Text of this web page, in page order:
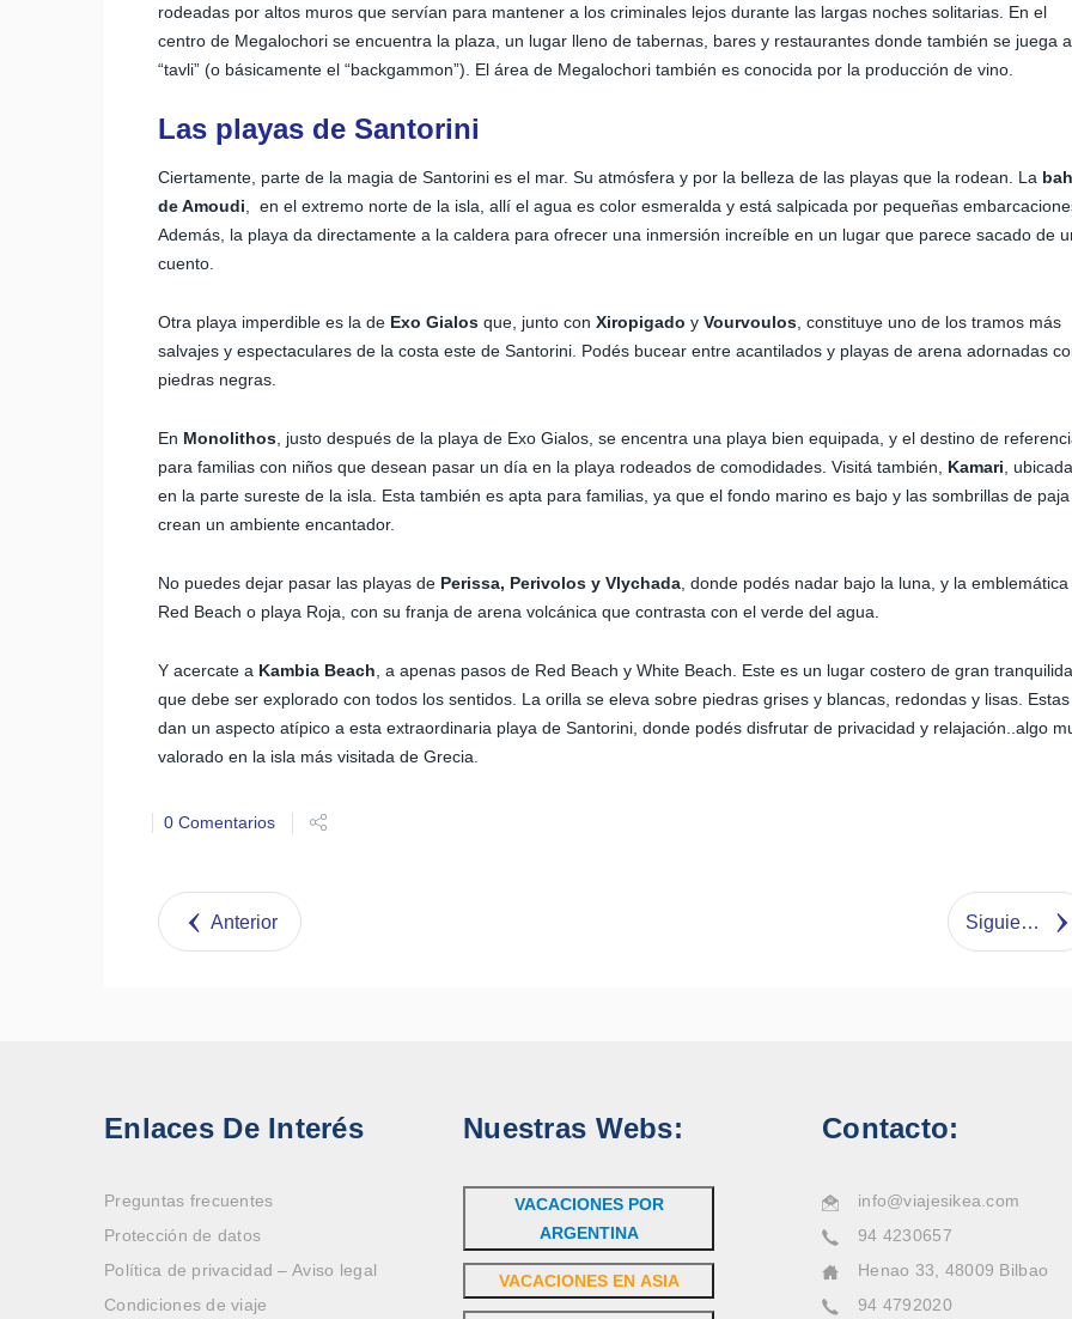
rodeadas por altos muros que servían para mantener a los criminales lejos durante las largas noches solitarias. En el
centro de Megalochori se encuentra la plaza, un lugar lleno de tabernas, bares y restaurantes donde también se juega
“tavli” (o básicamente el “backgammon”). El área de Megalochori también es conocida por la producción de vino.
Las playas de Santorini
Ciertamente, parte de la magia de Santorini es el mar. Su atmósfera y por la belleza de las playas que la rodean. La
de Amoudi , en el extremo norte de la isla, allí el agua es color esmeralda y está salpicada por pequeñas
Además, la playa da directamente a la caldera para ofrecer una inmersión increíble en un lugar que parece sacado de
cuento.
Otra playa imperdible es la de Exo Gialos que, junto con Xiropigado y Vourvoulos , constituye uno de los tramos más
salvajes y espectaculares de la costa este de Santorini. Podés bucear entre acantilados y playas de arena adornadas
piedras negras.
En Monolithos , justo después de la playa de Exo Gialos, se encentra una playa bien equipada, y el destino de
para familias con niños que desean pasar un día en la playa rodeados de comodidades. Visitá también, Kamari , ubicada
en la parte sureste de la isla. Esta también es apta para familias, ya que el fondo marino es bajo y las sombrillas de paja
crean un ambiente encantador.
No puedes dejar pasar las playas de Perissa, Perivolos y Vlychada , donde podés nadar bajo la luna, y la emblemática
Red Beach o playa Roja, con su franja de arena volcánica que contrasta con el verde del agua.
Y acercate a Kambia Beach , a apenas pasos de Red Beach y White Beach. Este es un lugar costero de gran
que debe ser explorado con todos los sentidos. La orilla se eleva sobre piedras grises y blancas, redondas y lisas.
dan un aspecto atípico a esta extraordinaria playa de Santorini, donde podés disfrutar de privacidad y relajación..algo
valorado en la isla más visitada de Grecia.
0 Comentarios
Anterior Siguiente
Enlaces De Interés
Preguntas frecuentes
Protección de datos
Política de privacidad – Aviso legal
Condiciones de viaje
Nuestras Webs:
VACACIONES POR
ARGENTINA
VACACIONES EN ASIA
Contacto:
info@viajesikea.com
94 4230657
Henao 33, 48009 Bilbao
94 4792020